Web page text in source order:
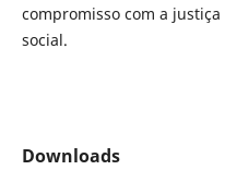
compromisso com a
social.
Downloads